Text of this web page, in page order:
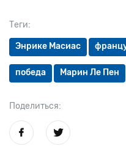
Теги:
Энрике Масиас
победа Марин Ле Пен
Поделиться: